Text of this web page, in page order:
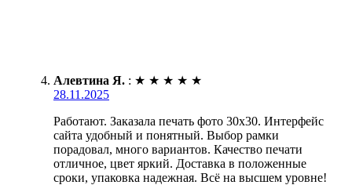
Алевтина Я. : ★ ★ ★ ★ ★
28.11.2025
Работают. Заказала печать фото 30х30. Интерфейс
сайта удобный и понятный. Выбор рамки
порадовал, много вариантов. Качество печати
отличное, цвет яркий. Доставка в положенные
сроки, упаковка надежная. Всё на высшем уровне!